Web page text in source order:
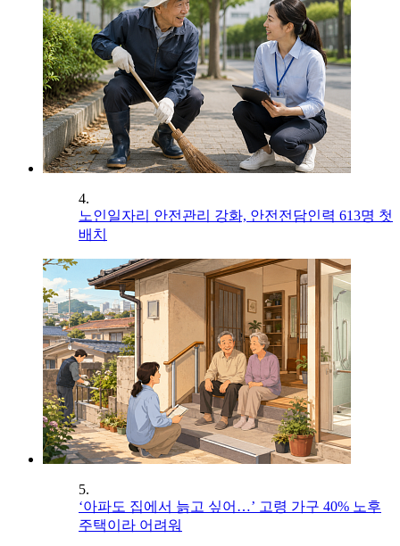
4.
노인일자리 안전관리 강화, 안전전담인력 613명 첫
배치
5.
‘아파도 집에서 늙고 싶어…’ 고령 가구 40% 노후
주택이라 어려워